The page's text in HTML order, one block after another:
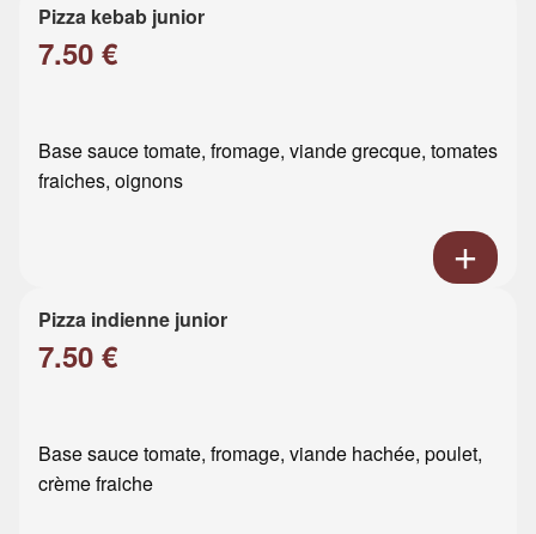
Pizza kebab junior
7.50 €
Base sauce tomate, fromage, viande grecque, tomates
fraiches, oignons
Pizza indienne junior
7.50 €
Base sauce tomate, fromage, viande hachée, poulet,
crème fraiche